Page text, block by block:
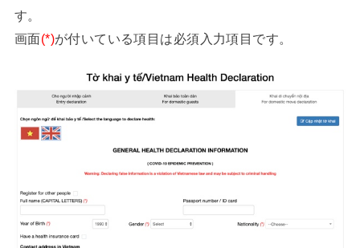
す。
画面(*)が付いている項目は必須入力項目です。